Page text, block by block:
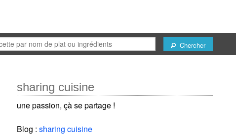
Chercher
sharing cuisine
une passion, çà se partage !
Blog :sharing cuisine